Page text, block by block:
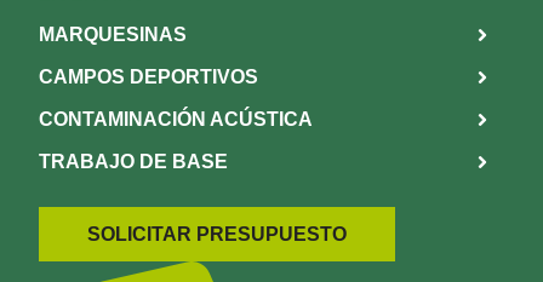
MARQUESINAS
CAMPOS DEPORTIVOS
CONTAMINACIÓN ACÚSTICA
TRABAJO DE BASE
SOLICITAR PRESUPUESTO